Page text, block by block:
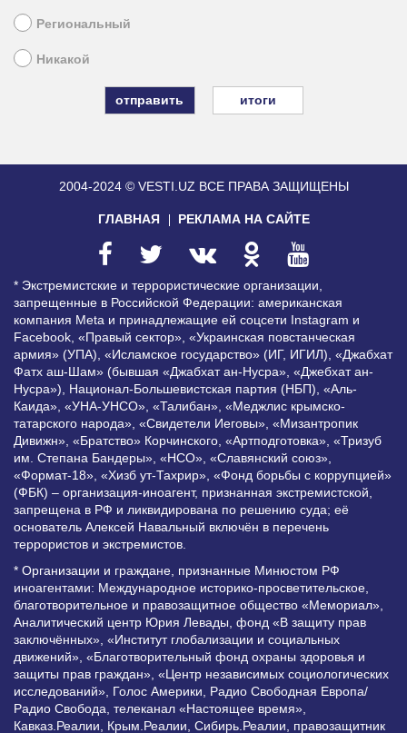
Региональный
Никакой
итоги
2004-2024 © VESTI.UZ ВСЕ ПРАВА ЗАЩИЩЕНЫ
ГЛАВНАЯ РЕКЛАМА НА САЙТЕ
* Экстремистские и террористические организации,
запрещенные в Российской Федерации: американская
компания Meta и принадлежащие ей соцсети Instagram и
Facebook, «Правый сектор», «Украинская повстанческая
армия» (УПА), «Исламское государство» (ИГ, ИГИЛ), «Джабхат
Фатх аш-Шам» (бывшая «Джабхат ан-Нусра», «Джебхат ан-
Нусра»), Национал-Большевистская партия (НБП), «Аль-
Каида», «УНА-УНСО», «Талибан», «Меджлис крымско-
татарского народа», «Свидетели Иеговы», «Мизантропик
Дивижн», «Братство» Корчинского, «Артподготовка», «Тризуб
им. Степана Бандеры», «НСО», «Славянский союз»,
«Формат-18», «Хизб ут-Тахрир», «Фонд борьбы с коррупцией»
(ФБК) – организация-иноагент, признанная экстремистской,
запрещена в РФ и ликвидирована по решению суда; её
основатель Алексей Навальный включён в перечень
террористов и экстремистов.
* Организации и граждане, признанные Минюстом РФ
иноагентами: Международное историко-просветительское,
благотворительное и правозащитное общество «Мемориал»,
Аналитический центр Юрия Левады, фонд «В защиту прав
заключённых», «Институт глобализации и социальных
движений», «Благотворительный фонд охраны здоровья и
защиты прав граждан», «Центр независимых социологических
исследований», Голос Америки, Радио Свободная Европа/
Радио Свобода, телеканал «Настоящее время»,
Кавказ.Реалии, Крым.Реалии, Сибирь.Реалии, правозащитник